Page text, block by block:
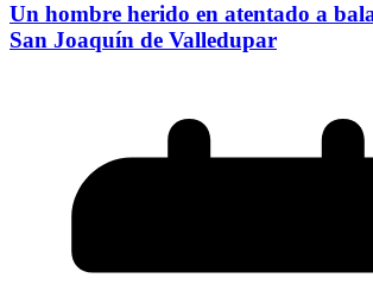
Un hombre herido en atentado a
San Joaquín de Valledupar